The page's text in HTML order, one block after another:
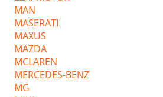
MAN
MASERATI
MAXUS
MAZDA
MCLAREN
MERCEDES-BENZ
MG